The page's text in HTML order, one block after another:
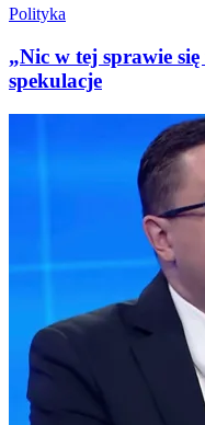
Polityka
„Nic w tej sprawie
spekulacje